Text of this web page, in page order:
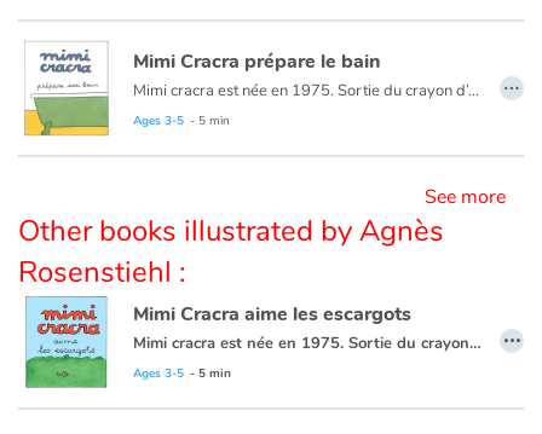
Blog
Learn french with Storyplay'r
Reading for children
Activities and workshops
Dyslexia and reading disorders
Mimi Cracra prépare le bain
Mimi cracra est née en 1975. Sortie du crayon d’Agnès Rosenstiehl pour le magazine “Pomme d’api”, cette petite fille aux joues roses et cheveux bruns à laquelle il est facile de s’identifier nous entraîne avec humour dans ses aventures quotidiennes.
Ages 3-5 - 5 min
…
See more
Other books illustrated by Agnès
Rosenstiehl :
Mimi Cracra aime les escargots
Mimi cracra est née en 1975. Sortie du crayon d’Agnès Rosenstiehl pour le magazine “Pomme d’api”, cette petite fille aux joues roses et cheveux bruns à laquelle il est facile de s’identifier nous entraîne avec humour dans ses aventures quotidiennes.
Ages 3-5 - 5 min
…